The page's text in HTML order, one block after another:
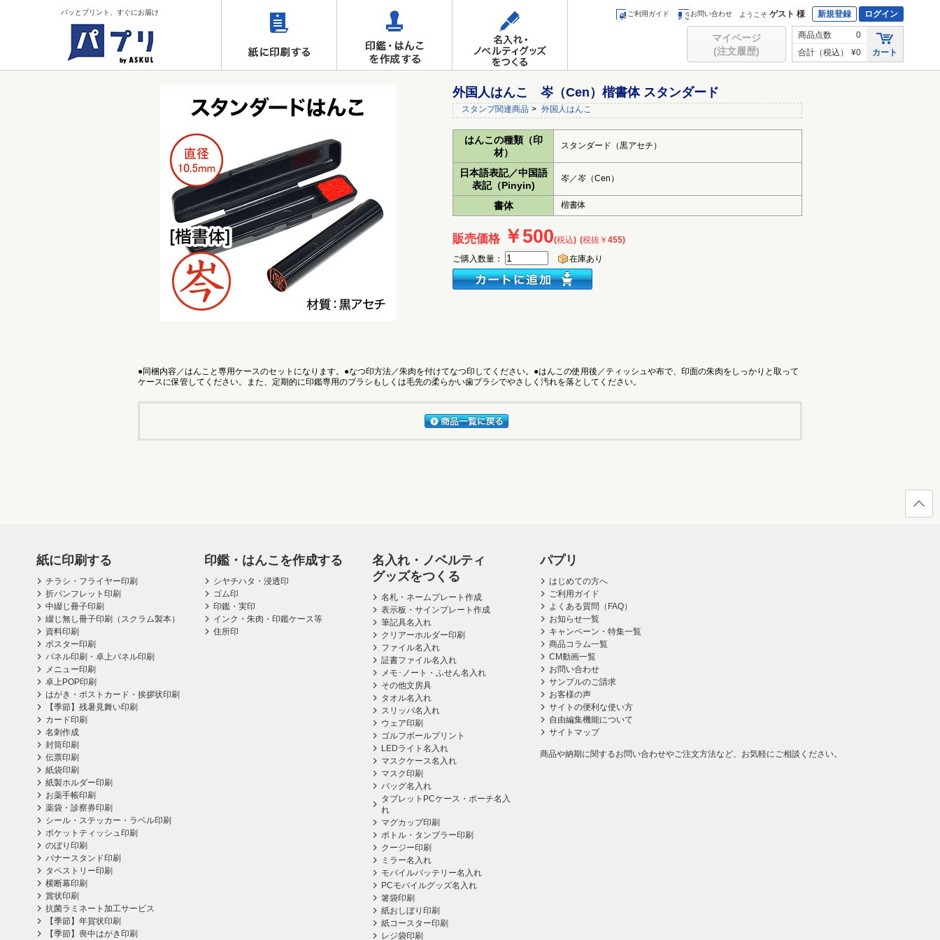
パッとプリント、すぐにお届け ご利用ガイド お問い合わせ ようこそ ゲスト 様 新規登録 ログイン
マイページ
(注文履歴)
商品点数
0
合計（税込）
¥0 カート
外国人はんこ 岑（Cen）楷書体 スタンダード
スタンプ関連商品 > 外国人はんこ
はんこの種類（印
材）
スタンダード（黒アセチ）
日本語表記／中国語
表記（Pinyin)
岑／岑（Cen）
書体 楷書体
販売価格 ￥500(税込) (税抜￥455)
ご購入数量： 在庫あり
●同梱内容／はんこと専用ケースのセットになります。●なつ印方法／朱肉を付けてなつ印してください。●はんこの使用後／ティッシュや布で、印面の朱肉をしっかりと取って
ケースに保管してください。また、定期的に印鑑専用のブラシもしくは毛先の柔らかい歯ブラシでやさしく汚れを落としてください。
紙に印刷する
チラシ・フライヤー印刷
折パンフレット印刷
中綴じ冊子印刷
綴じ無し冊子印刷（スクラム製本）
資料印刷
ポスター印刷
パネル印刷・卓上パネル印刷
メニュー印刷
卓上POP印刷
はがき・ポストカード・挨拶状印刷
【季節】残暑見舞い印刷
カード印刷
名刺作成
封筒印刷
伝票印刷
紙袋印刷
紙製ホルダー印刷
お薬手帳印刷
薬袋・診察券印刷
シール・ステッカー・ラベル印刷
ポケットティッシュ印刷
のぼり印刷
バナースタンド印刷
タペストリー印刷
横断幕印刷
賞状印刷
抗菌ラミネート加工サービス
【季節】年賀状印刷
【季節】喪中はがき印刷
印鑑・はんこを作成する
シヤチハタ・浸透印
ゴム印
印鑑・実印
インク・朱肉・印鑑ケース等
住所印
名入れ・ノベルティ
グッズをつくる
名札・ネームプレート作成
表示板・サインプレート作成
筆記具名入れ
クリアーホルダー印刷
ファイル名入れ
証書ファイル名入れ
メモ･ノート・ふせん名入れ
その他文房具
タオル名入れ
スリッパ名入れ
ウェア印刷
ゴルフボールプリント
LEDライト名入れ
マスクケース名入れ
マスク印刷
バッグ名入れ
タブレットPCケース・ポーチ名入
れ
マグカップ印刷
ボトル・タンブラー印刷
クージー印刷
ミラー名入れ
モバイルバッテリー名入れ
PCモバイルグッズ名入れ
箸袋印刷
紙おしぼり印刷
紙コースター印刷
レジ袋印刷
パプリ
はじめての方へ
ご利用ガイド
よくある質問（FAQ）
お知らせ一覧
キャンペーン・特集一覧
商品コラム一覧
CM動画一覧
お問い合わせ
サンプルのご請求
お客様の声
サイトの便利な使い方
自由編集機能について
サイトマップ
商品や納期に関するお問い合わせやご注文方法など、お気軽にご相談ください。